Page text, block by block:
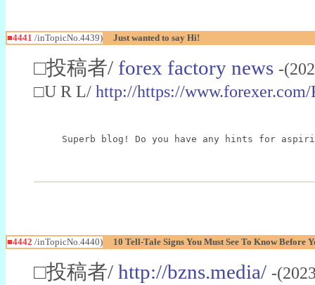
■4441 /inTopicNo.4439) Just wanted to say Hi!
□投稿者/ forex factory news -
□U R L/ http://https://
Superb blog! Do you have any hints for
■4442 /inTopicNo.4440) 10 Tell-Tale Signs You Must See To Know
□投稿者/ http://bzns.media/ -